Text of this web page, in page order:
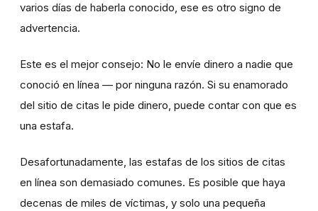
varios días de haberla conocido, ese es otro signo de
advertencia.
Este es el mejor consejo: No le envíe dinero a nadie que
conoció en línea — por ninguna razón. Si su enamorado
del sitio de citas le pide dinero, puede contar con que es
una estafa.
Desafortunadamente, las estafas de los sitios de citas
en línea son demasiado comunes. Es posible que haya
decenas de miles de víctimas, y solo una pequeña